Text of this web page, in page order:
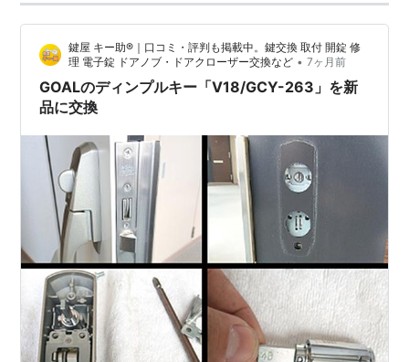
鍵屋 キー助®｜口コミ・評判も掲載中。鍵交換 取付 開錠 修
理 電子錠 ドアノブ・ドアクローザー交換など • 7ヶ月前
GOALのディンプルキー「V18/GCY-263」を新
品に交換